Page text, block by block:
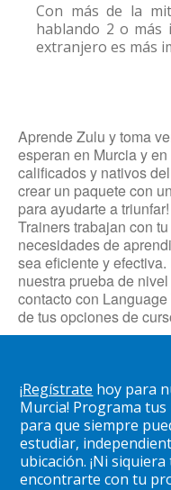
Con más de la
hablando 2 o más
extranjero es más
Aprende Zulu y toma
esperan en Murcia y
calificados y nativos
crear un paquete con
para ayudarte a
Trainers trabajan con
necesidades de
sea eficiente y
nuestra prueba de
contacto con
de tus opciones de
¡Regístrate hoy para
Murcia! Programa tus
para que siempre
estudiar,
ubicación. ¡Ni
encontrarte con tu